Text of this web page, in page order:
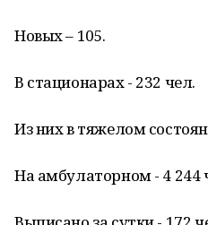
Новых – 105.
В стационарах - 232 чел.
Из них в тяжелом
На амбулаторном - 4 244